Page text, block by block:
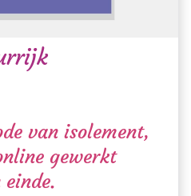
van isolement,
gewerkt